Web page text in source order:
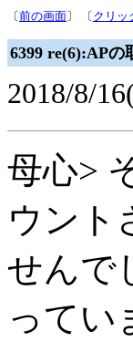
〔前の画面〕 〔 クリッ
6399 re(6):APの
2018/8/
母心>
ウント
せんで
ってい